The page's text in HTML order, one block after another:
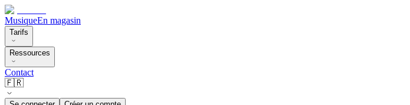
MusiqueEn magasin
Tarifs
Ressources
Contact
🇫🇷